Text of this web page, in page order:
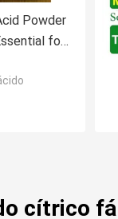
Powder
for
cítrico